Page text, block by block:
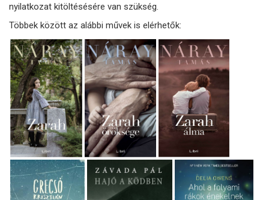
nyilatkozat kitöltésésére van szükség.
Többek között az alábbi művek is elérhetők: